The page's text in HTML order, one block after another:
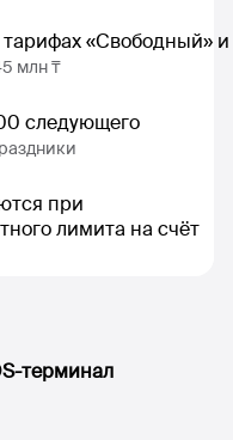
«Свободный» и
млн ₸
следующего
при
лимита на счёт
терминал